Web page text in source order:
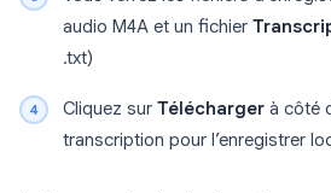
audio M4A et un fichier
.txt)
Cliquez sur Télécharger à côté
transcription pour l’enregistrer